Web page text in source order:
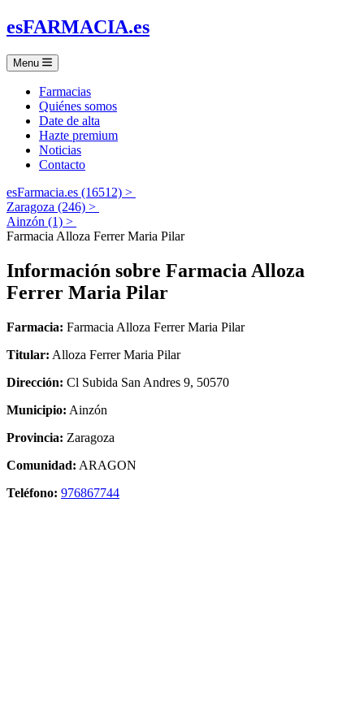
esFARMACIA.es
Menu
Farmacias
Quiénes somos
Date de alta
Hazte premium
Noticias
Contacto
esFarmacia.es (16512) >
Zaragoza (246) >
Ainzón (1) >
Farmacia Alloza Ferrer Maria Pilar
Información sobre Farmacia Alloza
Ferrer Maria Pilar
Farmacia: Farmacia Alloza Ferrer Maria Pilar
Titular: Alloza Ferrer Maria Pilar
Dirección: Cl Subida San Andres 9, 50570
Municipio: Ainzón
Provincia: Zaragoza
Comunidad: ARAGON
Teléfono: 976867744